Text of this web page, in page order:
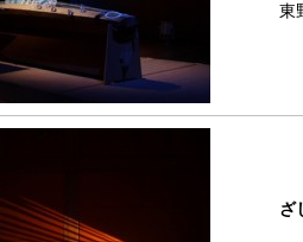
東
ざ